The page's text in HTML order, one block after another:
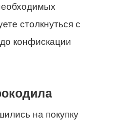
столкнуться с
конфискации
на покупку